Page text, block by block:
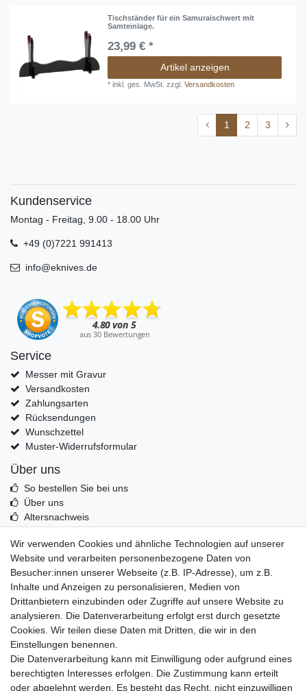
Tischständer für ein Samuraischwert mit
Samteinlage.
23,99 € *
Artikel anzeigen
*inkl. ges. MwSt. zzgl.Versandkosten
1 2 3
Kundenservice
Montag - Freitag, 9.00 - 18.00 Uhr
+49 (0)7221 991413
info@eknives.de
Service
Messer mit Gravur
Versandkosten
Zahlungsarten
Rücksendungen
Wunschzettel
Muster-Widerrufsformular
Über uns
So bestellen Sie bei uns
Über uns
Altersnachweis
Echtheit von Kundenbewertungen
Messer Info Forum
Messer schärfen
Messerhersteller
Stahltabelle
Stahlarten
Rockwell Härte
Messerarten
Klingenformen
Holzarten
Wir verwenden Cookies und ähnliche Technologien auf unserer
Website und verarbeiten personenbezogene Daten von
Besucher:innen unserer Webseite (z.B. IP-Adresse), um z.B.
Inhalte und Anzeigen zu personalisieren, Medien von
Drittanbietern einzubinden oder Zugriffe auf unsere Website zu
analysieren. Die Datenverarbeitung erfolgt erst durch gesetzte
Cookies. Wir teilen diese Daten mit Dritten, die wir in den
Einstellungen benennen.
Die Datenverarbeitung kann mit Einwilligung oder aufgrund eines
berechtigten Interesses erfolgen. Die Zustimmung kann erteilt
oder abgelehnt werden. Es besteht das Recht, nicht einzuwilligen